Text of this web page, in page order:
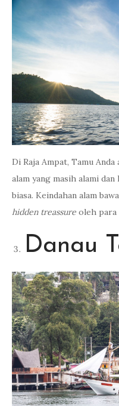
Di Raja Ampat, Tamu
alam yang masih alami
biasa. Keindahan alam
hidden treassure oleh para
Danau